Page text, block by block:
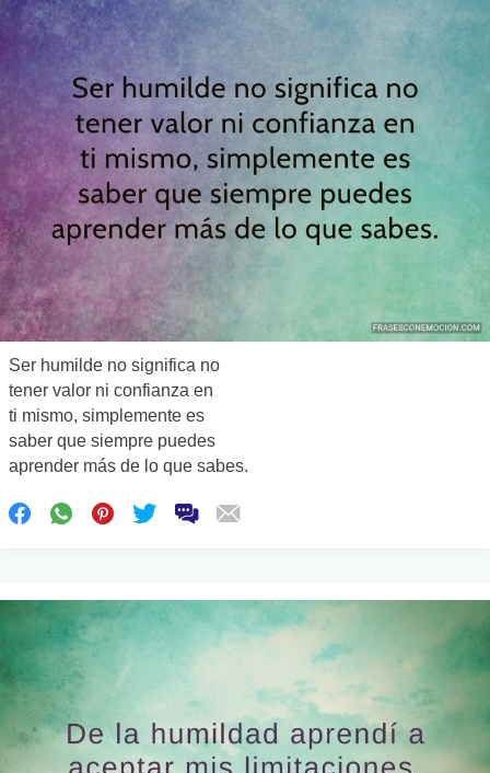
Ser humilde no significa no
tener valor ni confianza en
ti mismo, simplemente es
saber que siempre puedes
aprender más de lo que sabes.